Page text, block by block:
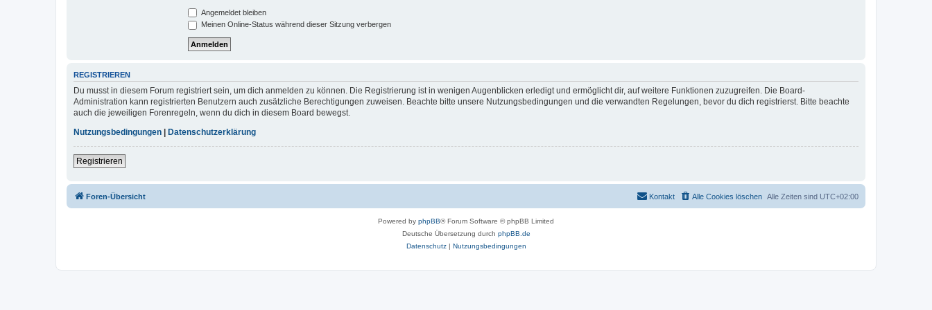
Angemeldet bleiben
Meinen Online-Status während dieser Sitzung verbergen
REGISTRIEREN
Du musst in diesem Forum registriert sein, um dich anmelden zu können. Die Registrierung ist in wenigen Augenblicken erledigt und ermöglicht dir, auf weitere Funktionen zuzugreifen. Die Board-
Administration kann registrierten Benutzern auch zusätzliche Berechtigungen zuweisen. Beachte bitte unsere Nutzungsbedingungen und die verwandten Regelungen, bevor du dich registrierst. Bitte beachte
auch die jeweiligen Forenregeln, wenn du dich in diesem Board bewegst.
Nutzungsbedingungen
Datenschutzerklärung
Registrieren
Foren-Übersicht Alle Zeiten sind UTC+02:00
Alle Cookies löschen
Kontakt
Powered by phpBB® Forum Software © phpBB Limited
Deutsche Übersetzung durch phpBB.de
Datenschutz| Nutzungsbedingungen